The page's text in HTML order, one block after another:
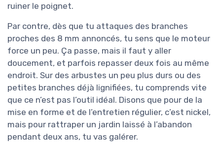
ruiner le poignet.
Par contre, dès que tu attaques des branches
proches des 8 mm annoncés, tu sens que le moteur
force un peu. Ça passe, mais il faut y aller
doucement, et parfois repasser deux fois au même
endroit. Sur des arbustes un peu plus durs ou des
petites branches déjà lignifiées, tu comprends vite
que ce n’est pas l’outil idéal. Disons que pour de la
mise en forme et de l’entretien régulier, c’est nickel,
mais pour rattraper un jardin laissé à l’abandon
pendant deux ans, tu vas galérer.